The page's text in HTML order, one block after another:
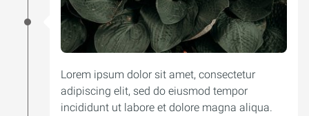
Lorem ipsum dolor sit amet, consectetur
adipiscing elit, sed do eiusmod tempor
incididunt ut labore et dolore magna aliqua.